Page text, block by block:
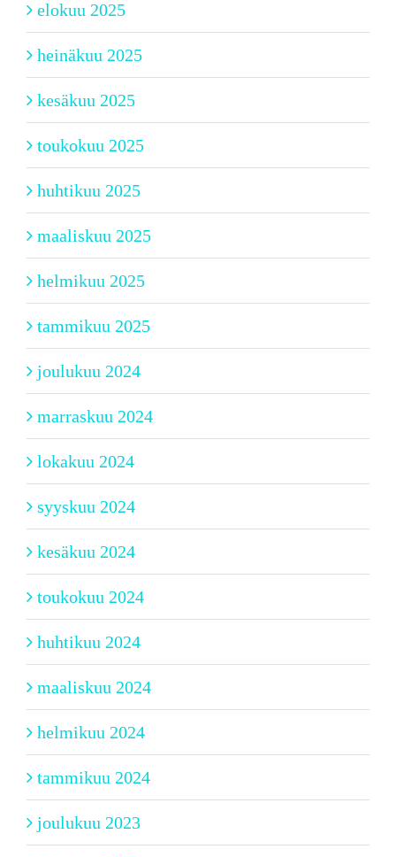
elokuu 2025
heinäkuu 2025
kesäkuu 2025
toukokuu 2025
huhtikuu 2025
maaliskuu 2025
helmikuu 2025
tammikuu 2025
joulukuu 2024
marraskuu 2024
lokakuu 2024
syyskuu 2024
kesäkuu 2024
toukokuu 2024
huhtikuu 2024
maaliskuu 2024
helmikuu 2024
tammikuu 2024
joulukuu 2023